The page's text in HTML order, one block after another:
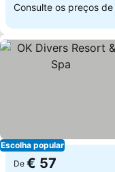
Consulte os preços de
Escolha popular
De € 57